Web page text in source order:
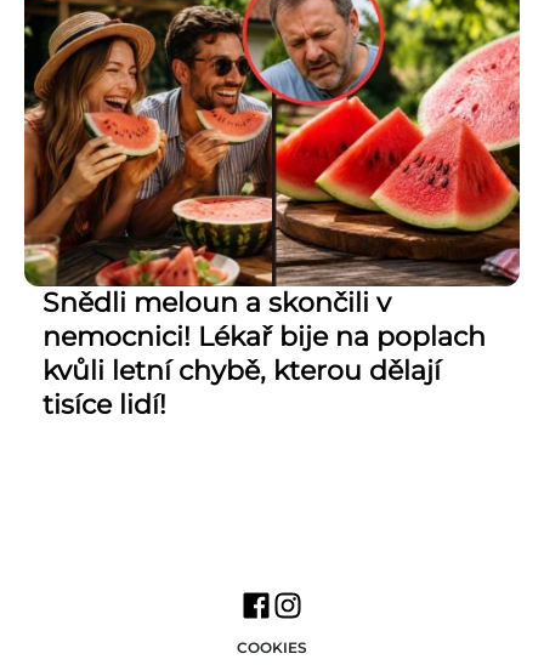
Snědli meloun a skončili v
nemocnici! Lékař bije na poplach
kvůli letní chybě, kterou dělají
tisíce lidí!
COOKIES